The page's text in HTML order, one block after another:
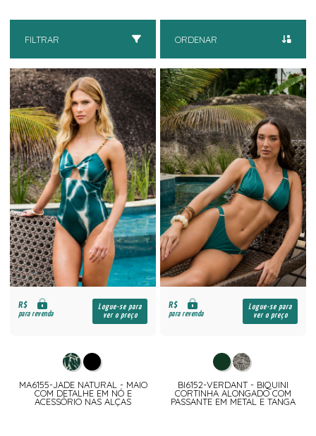
FILTRAR ORDENAR
R$
para revenda
Logue-se para
ver o preço
MA6155-JADE NATURAL - MAIO
COM DETALHE EM NÓ E
ACESSÓRIO NAS ALÇAS
R$
para revenda
Logue-se para
ver o preço
BI6152-VERDANT - BIQUINI
CORTINHA ALONGADO COM
PASSANTE EM METAL E TANGA